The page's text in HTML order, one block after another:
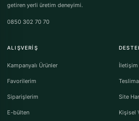
getiren yerli üretim deneyimi.
0850 302 70 70
ALIŞVERIŞ
Kampanyalı Ürünler
Favorilerim
Siparişlerim
E-bülten
İletişim
Site
Kişisel